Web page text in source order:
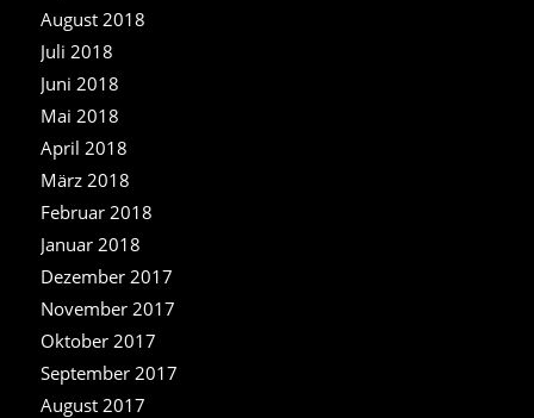
August 2018
Juli 2018
Juni 2018
Mai 2018
April 2018
März 2018
Februar 2018
Januar 2018
Dezember 2017
November 2017
Oktober 2017
September 2017
August 2017